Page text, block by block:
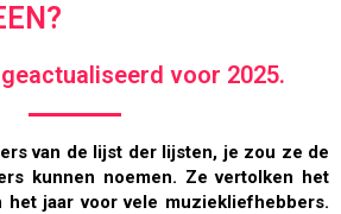
voor 2025.
van de lijst der lijsten, je zou ze de
kunnen noemen. Ze vertolken het
het jaar voor vele muziekliefhebbers.